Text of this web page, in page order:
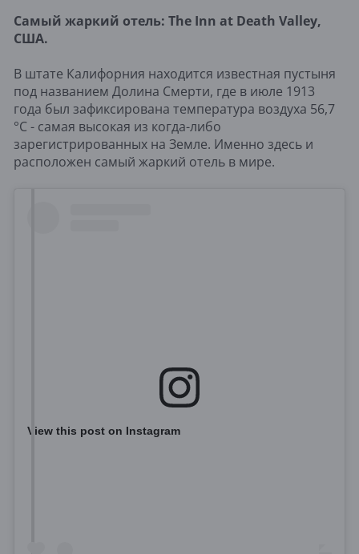
Самый жаркий отель: The Inn at Death Valley,
США.
В штате Калифорния находится известная пустыня
под названием Долина Смерти, где в июле 1913
года был зафиксирована температура воздуха 56,7
°C - самая высокая из когда-либо
зарегистрированных на Земле. Именно здесь и
расположен самый жаркий отель в мире.
View this post on Instagram